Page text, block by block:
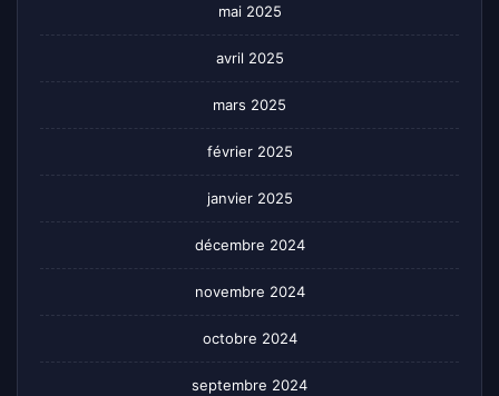
mai 2025
avril 2025
mars 2025
février 2025
janvier 2025
décembre 2024
novembre 2024
octobre 2024
septembre 2024